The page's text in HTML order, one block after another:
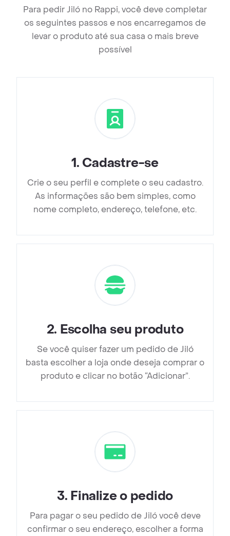
Para pedir Jiló no Rappi, você deve completar
os seguintes passos e nos encarregamos de
levar o produto até sua casa o mais breve
possível
1. Cadastre-se
Crie o seu perfil e complete o seu cadastro.
As informações são bem simples, como
nome completo, endereço, telefone, etc.
2. Escolha seu produto
Se você quiser fazer um pedido de Jiló
basta escolher a loja onde deseja comprar o
produto e clicar no botão “Adicionar”.
3. Finalize o pedido
Para pagar o seu pedido de Jiló você deve
confirmar o seu endereço, escolher a forma